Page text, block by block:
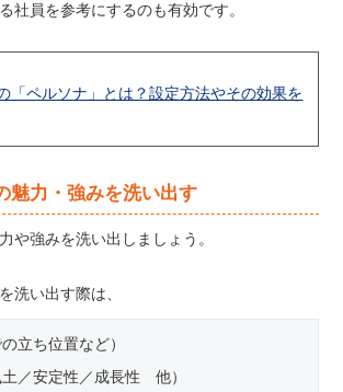
社員を参考にするのも有効です。
「ペルソナ」とは？設定方法やその効果を
魅力・強みを洗い出す
や強みを洗い出しましょう。
洗い出す際は、
立ち位置など）
／安定性／成長性 他）